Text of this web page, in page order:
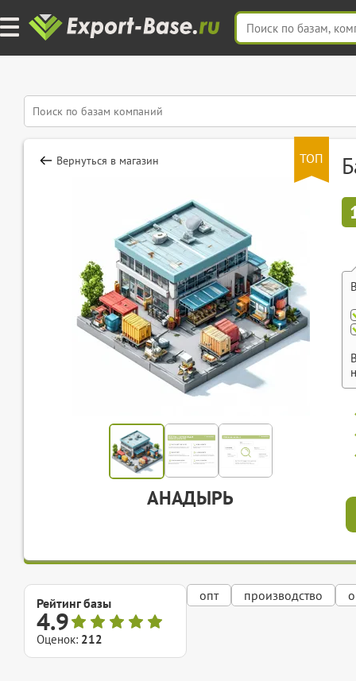
ТОП
Вернуться в магазин
АНАДЫРЬ
Рейтинг базы
4.9
Оценок: 212
опт производство